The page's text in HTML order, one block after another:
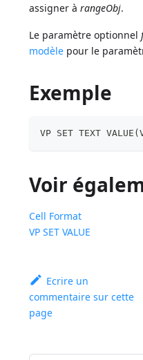
assigner àrangeObj.
Le paramètre optionnel
modèle pour le
Exemple
VP SET TEXT
Voir
Cell Format
VP SET VALUE
Ecrire un
commentaire sur cette
page